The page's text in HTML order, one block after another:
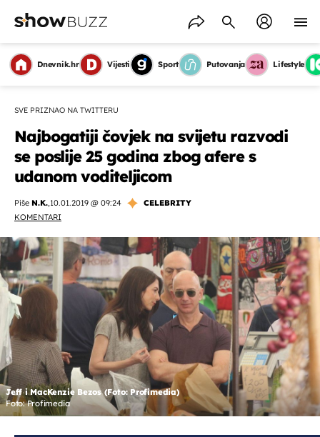
Dnevnik.hr Vijesti Sport Putovanja Lifestyle
SVE PRIZNAO NA TWITTERU
Najbogatiji čovjek na svijetu razvodi
se poslije 25 godina zbog afere s
udanom voditeljicom
Piše N.K.,10.01.2019 @ 09:24
CELEBRITY
KOMENTARI
Jeff i MacKenzie Bezos (Foto: Profimedia)
Foto: Profimedia
OMOGUĆI OBAVIJESTI